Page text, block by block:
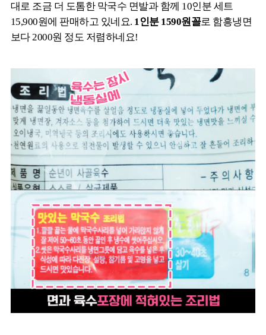
대로 조금 더 도톰한 막국수 면발과 함께 10인분 세트
15,900원에 판매하고 있네요. 1인분 1590원꼴로 함흥냉면
보다 2000원 정도 저렴하네요!